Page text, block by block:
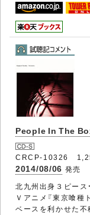
People In The
CRCP-10326
2014/08/06 発売
北九州出身３ピース
Ｖアニメ『東京喰種
ベースを利かせた不